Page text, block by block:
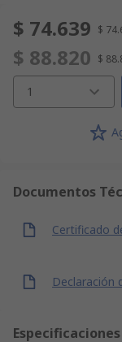
$ 74.639 $
$ 88.820 $
1
Documentos
Certificado
Declaración
Especificaciones